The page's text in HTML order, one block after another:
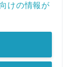
けの情報が